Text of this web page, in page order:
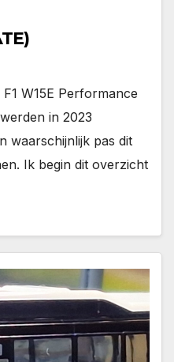
W15E Performance
in 2023
waarschijnlijk pas dit
Ik begin dit overzicht